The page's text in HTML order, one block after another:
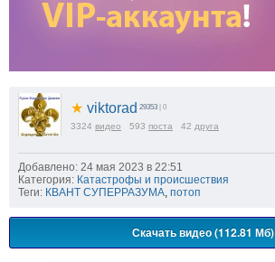
★ viktorad 29353 | 0
3324 видео 593 поста 42 друга
Добавлено: 24 мая 2023 в 22:51
Категория: Катастрофы и происшествия
Теги: КВАНТ СУПЕРРАЗУМА, потоп
Скачать видео (112.81 Мб)